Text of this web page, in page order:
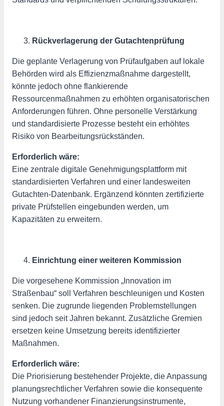
Rückverlagerung der Gutachtenprüfung
Die geplante Verlagerung von Prüfaufgaben auf lokale
Behörden wird als Effizienzmaßnahme dargestellt,
könnte jedoch ohne flankierende
Ressourcenmaßnahmen zu erhöhten organisatorischen
Anforderungen führen. Ohne personelle Verstärkung
und standardisierte Prozesse besteht ein erhöhtes
Risiko von Bearbeitungsrückständen.
Erforderlich wäre:
Eine zentrale digitale Genehmigungsplattform mit
standardisierten Verfahren und einer landesweiten
Gutachten-Datenbank. Ergänzend könnten zertifizierte
private Prüfstellen eingebunden werden, um
Kapazitäten zu erweitern.
Einrichtung einer weiteren Kommission
Die vorgesehene Kommission „Innovation im
Straßenbau“ soll Verfahren beschleunigen und Kosten
senken. Die zugrunde liegenden Problemstellungen
sind jedoch seit Jahren bekannt. Zusätzliche Gremien
ersetzen keine Umsetzung bereits identifizierter
Maßnahmen.
Erforderlich wäre:
Die Priorisierung bestehender Projekte, die Anpassung
planungsrechtlicher Verfahren sowie die konsequente
Nutzung vorhandener Finanzierungsinstrumente,